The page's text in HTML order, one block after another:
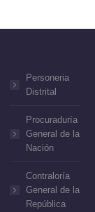
Personeria
Distrital
Procuraduría
General de la
Nación
Contraloría
General de la
República